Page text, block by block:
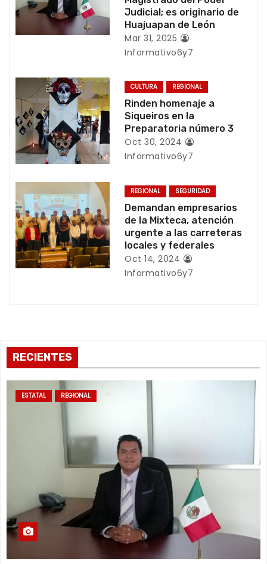
n
e
e
n
t
a
d
a
s
Judicial; es originario de
Huajuapan de León
Mar 31, 2025
Informativo6y7
CULTURA REGIONAL
Rinden homenaje a
Siqueiros en la
Preparatoria número 3
Oct 30, 2024
Informativo6y7
REGIONAL SEGURIDAD
Demandan empresarios
de la Mixteca, atención
urgente a las carreteras
locales y federales
Oct 14, 2024
Informativo6y7
RECIENTES
ESTATAL REGIONAL